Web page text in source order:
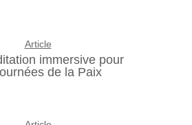
Article
immersive pour
de la Paix